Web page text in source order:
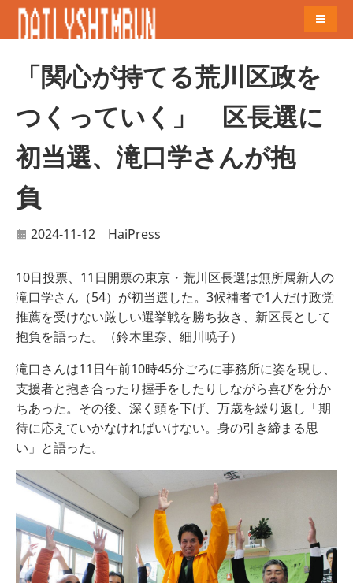
「関心が持てる荒川区政を
つくっていく」 区長選に
初当選、滝口学さんが抱
負
2024-11-12 HaiPress
10日投票、11日開票の東京・荒川区長選は無所属新人の
滝口学さん（54）が初当選した。3候補者で1人だけ政党
推薦を受けない厳しい選挙戦を勝ち抜き、新区長として
抱負を語った。（鈴木里奈、細川暁子）
滝口さんは11日午前10時45分ごろに事務所に姿を現し、
支援者と抱き合ったり握手をしたりしながら喜びを分か
ちあった。その後、深く頭を下げ、万歳を繰り返し「期
待に応えていかなければいけない。身の引き締まる思
い」と語った。